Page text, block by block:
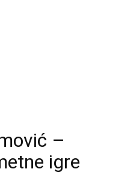
–
igre